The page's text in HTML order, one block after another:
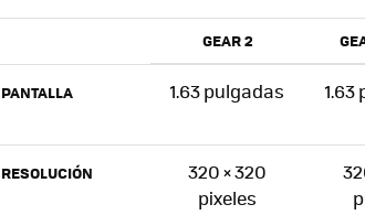
GEAR 2
PANTALLA 1.63 pulgadas 1.63
RESOLUCIÓN
320 × 320
pixeles